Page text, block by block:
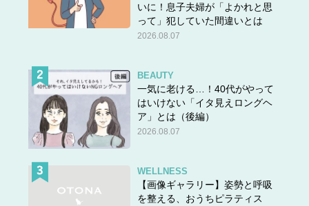
次のページ▶▶ ついに退院！595gで生まれた我が子の体
重は、このときなんと…
この話を第一話から読む
まさか私が小さすぎる赤ちゃんを産むことになると
は、このときは思ってもみなかった
いに！息子夫婦が「よかれと思
って」犯していた間違いとは
2026.08.07
BEAUTY
一気に老ける…！40代がやって
はいけない「イタ見えロングヘ
ア」とは（後編）
2026.08.07
WELLNESS
【画像ギャラリー】姿勢と呼吸
を整える、おうちピラティス